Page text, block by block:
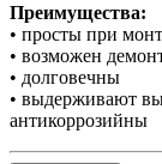
Преимущества:
• просты при
• возможен
• долговечны
• выдерживают
антикоррозийны